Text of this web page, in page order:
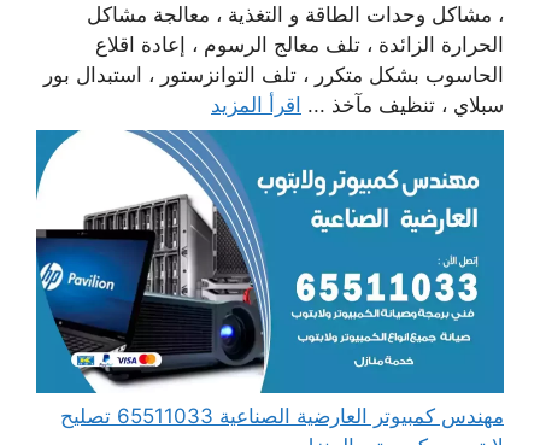
، مشاكل وحدات الطاقة و التغذية ، معالجة مشاكل
الحرارة الزائدة ، تلف معالج الرسوم ، إعادة اقلاع
الحاسوب بشكل متكرر ، تلف التوانزستور ، استبدال بور
سبلاي ، تنظيف مآخذ ... اقرأ المزيد
مهندس كمبيوتر العارضية الصناعية 65511033 تصليح